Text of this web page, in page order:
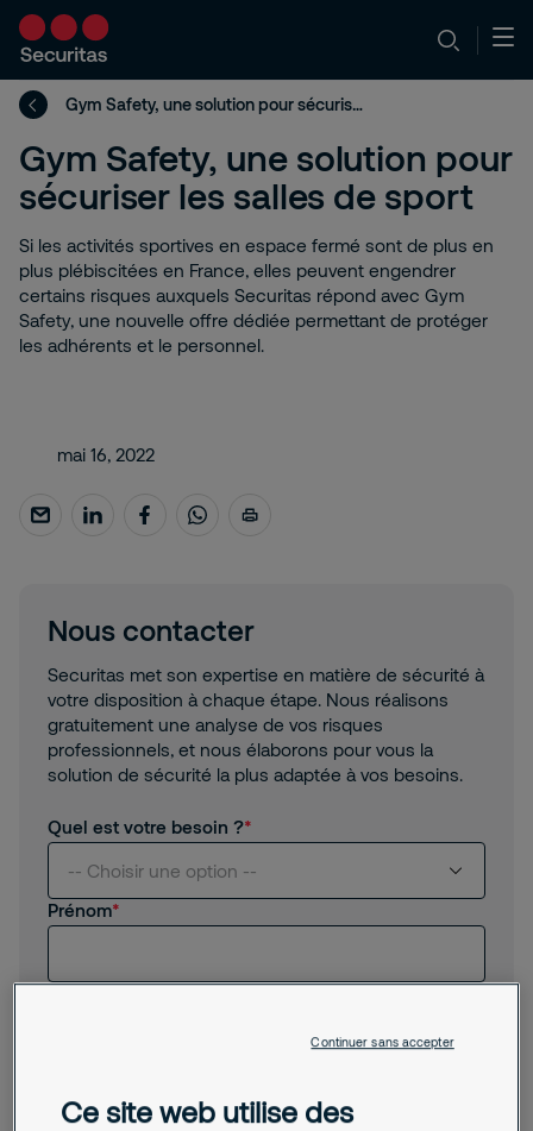
Gym Safety, une solution pour sécuriser les salles de sport
Gym Safety, une solution pour
sécuriser les salles de sport
Si les activités sportives en espace fermé sont de plus en
plus plébiscitées en France, elles peuvent engendrer
certains risques auxquels Securitas répond avec Gym
Safety, une nouvelle offre dédiée permettant de protéger
les adhérents et le personnel.
mai 16, 2022
Nous contacter
Securitas met son expertise en matière de sécurité à
votre disposition à chaque étape. Nous réalisons
gratuitement une analyse de vos risques
professionnels, et nous élaborons pour vous la
solution de sécurité la plus adaptée à vos besoins.
Quel est votre besoin ?
-- Choisir une option --
Je recherche un emploi, un stage
Autre
Prénom
Nom
Ce site web utilise des
Continuer sans accepter